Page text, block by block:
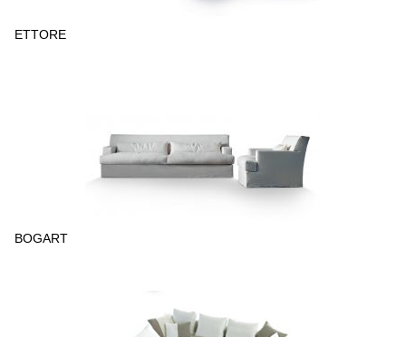
ETTORE
BOGART